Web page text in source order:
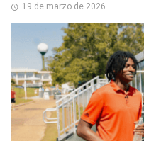
19 de marzo de 2026